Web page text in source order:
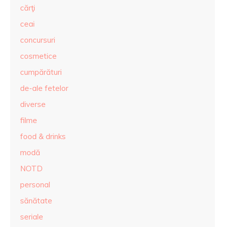
cărţi
ceai
concursuri
cosmetice
cumpărături
de-ale fetelor
diverse
filme
food & drinks
modă
NOTD
personal
sănătate
seriale